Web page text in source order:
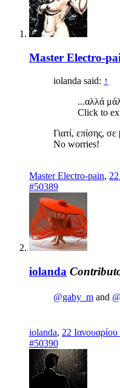
Master Electro-
iolanda said: ↑
...αλλά
Click to
Γιατί, επίσης, σε
No worries!
Master Electro-pain,
#50389
iolanda
@gaby_m and
iolanda, 22
#50390